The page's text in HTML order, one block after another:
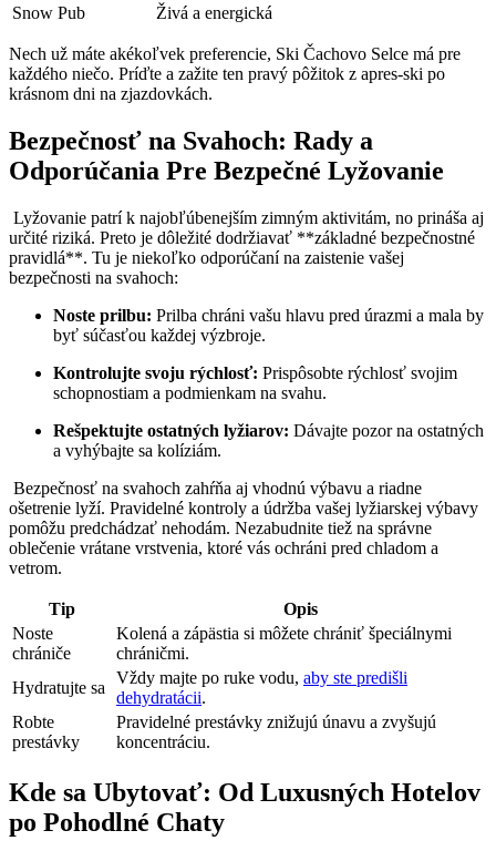
Snow​ Pub
Živá⁣ a energická
Nech už máte akékoľvek preferencie,⁤ Ski‍ Čachovo Selce⁢ má pre
každého niečo. Príďte a zažite ten‍ pravý pôžitok z ⁣apres-ski ‌po
krásnom dni na zjazdovkách.
Bezpečnosť na Svahoch: Rady a
Odporúčania Pre‌ Bezpečné Lyžovanie
⁢ Lyžovanie patrí k ‍najobľúbenejším​ zimným aktivitám, no prináša aj
určité ​riziká. Preto je dôležité dodržiavať **základné bezpečnostné
pravidlá**. Tu je niekoľko odporúčaní na zaistenie vašej
bezpečnosti na svahoch:
Noste prilbu: Prilba chráni vašu hlavu pred úrazmi a mala by
byť súčasťou každej výzbroje.
Kontrolujte svoju rýchlosť: Prispôsobte rýchlosť svojim
schopnostiam a podmienkam na svahu.
Rešpektujte ostatných lyžiarov: Dávajte pozor na ostatných
a vyhýbajte sa kolíziám.
‌ Bezpečnosť na svahoch zahŕňa​ aj vhodnú výbavu a ⁣riadne⁢
ošetrenie lyží. Pravidelné kontroly a údržba vašej lyžiarskej výbavy
pomôžu ⁤predchádzať‌ nehodám. Nezabudnite tiež na‍ správne
oblečenie vrátane vrstvenia, ktoré vás ochráni pred chladom a
vetrom.
Tip
Opis
Noste
chrániče
Kolená a⁢ zápästia si môžete chrániť špeciálnymi
chráničmi.
Hydratujte sa
Vždy majte po ruke‍ vodu, aby ste predišli
dehydratácii.
Robte
⁢prestávky
Pravidelné‌ prestávky znižujú únavu ​a ⁢zvyšujú
koncentráciu.
Kde ⁤sa Ubytovať: Od Luxusných Hotelov
⁣po Pohodlné Chaty